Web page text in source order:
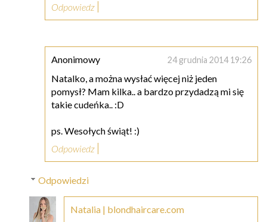
Odpowiedz
Anonimowy 24 grudnia 2014 19:26
Natalko, a można wysłać więcej niż jeden
pomysł? Mam kilka.. a bardzo przydadzą mi się
takie cudeńka.. :D
ps. Wesołych świąt! :)
Odpowiedz
Odpowiedzi
Natalia | blondhaircare.com